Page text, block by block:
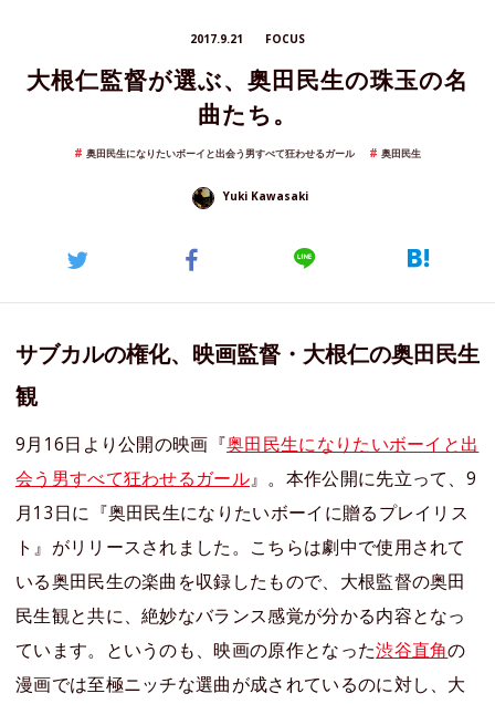
2017.9.21 FOCUS
大根仁監督が選ぶ、奥田民生の珠玉の名
曲たち。
奥田民生になりたいボーイと出会う男すべて狂わせるガール 奥田民生
Yuki Kawasaki
サブカルの権化、映画監督・大根仁の奥田民生
観
9月16日より公開の映画『奥田民生になりたいボーイと出
会う男すべて狂わせるガール』。本作公開に先立って、9
月13日に『奥田民生になりたいボーイに贈るプレイリス
ト』がリリースされました。こちらは劇中で使用されて
いる奥田民生の楽曲を収録したもので、大根監督の奥田
民生観と共に、絶妙なバランス感覚が分かる内容となっ
ています。というのも、映画の原作となった渋谷直角の
漫画では至極ニッチな選曲が成されているのに対し、大